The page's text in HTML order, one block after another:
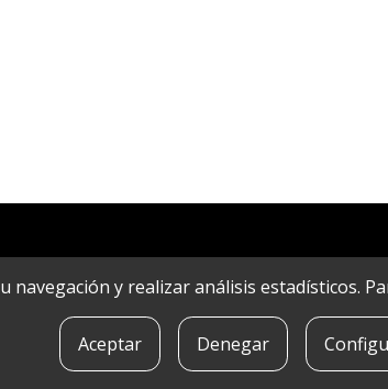
POLíTICA DE COOKIES | CONTACTO
navegación y realizar análisis estadísticos.
Aceptar Denegar